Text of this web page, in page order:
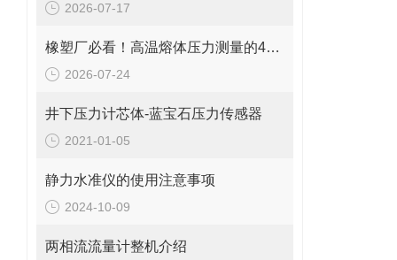
2026-07-17
橡塑厂必看！高温熔体压力测量的4大致命痛点，90%工厂都在踩坑
2026-07-24
井下压力计芯体-蓝宝石压力传感器
2021-01-05
静力水准仪的使用注意事项
2024-10-09
两相流流量计整机介绍